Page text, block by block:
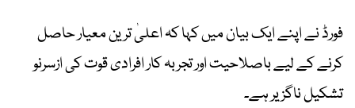
فورڈ نے اپنے ایک بیان میں کہا کہ اعلیٰ ترین معیار حاصل
کرنے کے لیے باصلاحیت اور تجربہ کار افرادی قوت کی ازسرنو
تشکیل ناگزیر ہے۔